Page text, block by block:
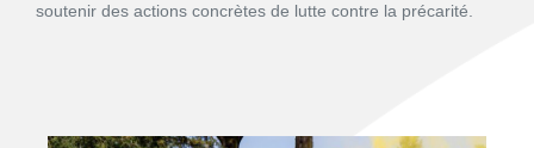
soutenir des actions concrètes de lutte contre la précarité.